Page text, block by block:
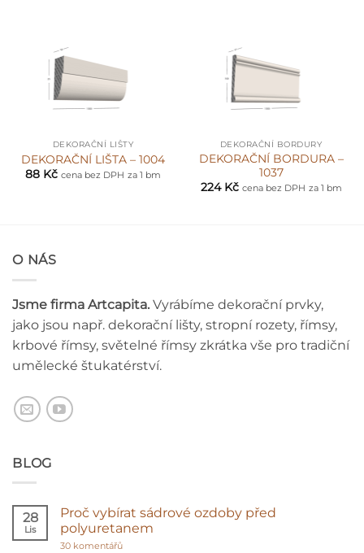
DEKORAČNÍ LIŠTY
DEKORAČNÍ LIŠTA – 1004
88 Kč cena bez DPH za 1 bm
DEKORAČNÍ BORDURY
DEKORAČNÍ BORDURA –
1037
224 Kč cena bez DPH za 1 bm
O NÁS
Jsme firma Artcapita. Vyrábíme dekorační prvky,
jako jsou např. dekorační lišty, stropní rozety, římsy,
krbové římsy, světelné římsy zkrátka vše pro tradiční
umělecké štukatérství.
BLOG
28
Lis
Proč vybírat sádrové ozdoby před
polyuretanem
30 komentářůu